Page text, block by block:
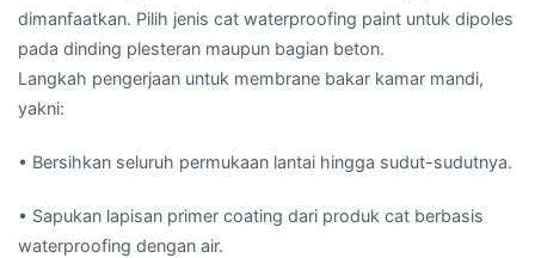
dimanfaatkan. Pilih jenis cat waterproofing paint untuk dipoles
pada dinding plesteran maupun bagian beton.
Langkah pengerjaan untuk membrane bakar kamar mandi,
yakni:
• Bersihkan seluruh permukaan lantai hingga sudut-sudutnya.
• Sapukan lapisan primer coating dari produk cat berbasis
waterproofing dengan air.